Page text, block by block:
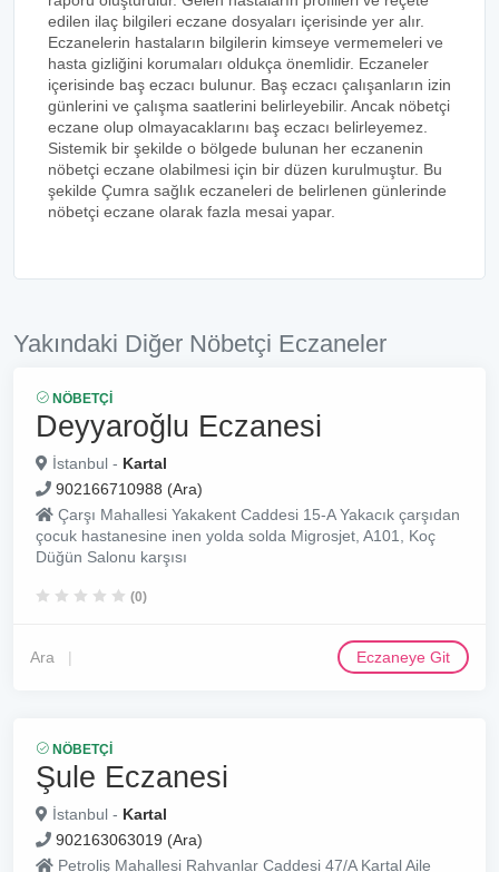
edilen ilaç bilgileri eczane dosyaları içerisinde yer alır.
Eczanelerin hastaların bilgilerin kimseye vermemeleri ve
hasta gizliğini korumaları oldukça önemlidir. Eczaneler
içerisinde baş eczacı bulunur. Baş eczacı çalışanların izin
günlerini ve çalışma saatlerini belirleyebilir. Ancak nöbetçi
eczane olup olmayacaklarını baş eczacı belirleyemez.
Sistemik bir şekilde o bölgede bulunan her eczanenin
nöbetçi eczane olabilmesi için bir düzen kurulmuştur. Bu
şekilde Çumra sağlık eczaneleri de belirlenen günlerinde
nöbetçi eczane olarak fazla mesai yapar.
Yakındaki Diğer Nöbetçi Eczaneler
NÖBETÇI
Deyyaroğlu Eczanesi
İstanbul - Kartal
902166710988 (Ara)
Çarşı Mahallesi Yakakent Caddesi 15-A Yakacık çarşıdan
çocuk hastanesine inen yolda solda Migrosjet, A101, Koç
Düğün Salonu karşısı
(0)
Ara Eczaneye Git
NÖBETÇI
Şule Eczanesi
İstanbul - Kartal
902163063019 (Ara)
Petroliş Mahallesi Rahvanlar Caddesi 47/A Kartal Aile